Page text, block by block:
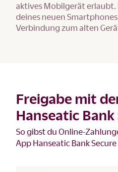
aktives Mobilgerät erlaubt.
deines neuen
Verbindung zum alten
Freigabe mit
Hanseatic Bank
So gibst du Online-
App Hanseatic Bank